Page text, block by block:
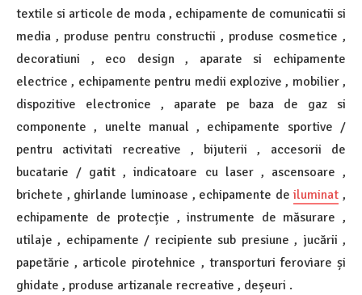
textile si articole de moda , echipamente de comunicatii si
media , produse pentru constructii , produse cosmetice ,
decoratiuni , eco design , aparate si echipamente
electrice , echipamente pentru medii explozive , mobilier ,
dispozitive electronice , aparate pe baza de gaz si
componente , unelte manual , echipamente sportive /
pentru activitati recreative , bijuterii , accesorii de
bucatarie / gatit , indicatoare cu laser , ascensoare ,
brichete , ghirlande luminoase , echipamente deiluminat ,
echipamente de protecție , instrumente de măsurare ,
utilaje , echipamente / recipiente sub presiune , jucării ,
papetărie , articole pirotehnice , transporturi feroviare și
ghidate , produse artizanale recreative , deșeuri .